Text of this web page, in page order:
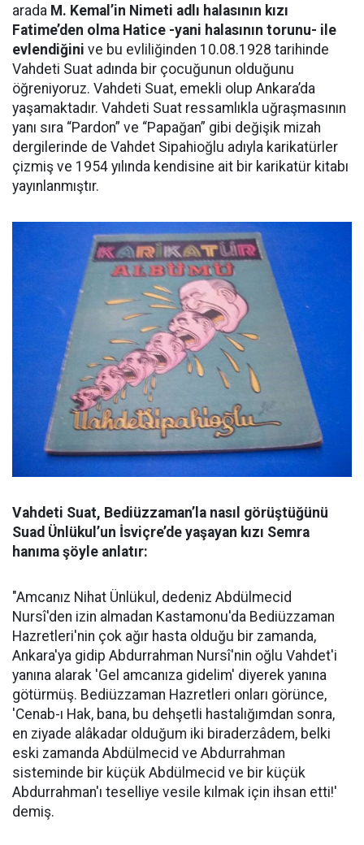
arada M. Kemal’in Nimeti adlı halasının kızı
Fatime’den olma Hatice -yani halasının torunu- ile
evlendiğini ve bu evliliğinden 10.08.1928 tarihinde
Vahdeti Suat adında bir çocuğunun olduğunu
öğreniyoruz. Vahdeti Suat, emekli olup Ankara’da
yaşamaktadır. Vahdeti Suat ressamlıkla uğraşmasının
yanı sıra “Pardon” ve “Papağan” gibi değişik mizah
dergilerinde de Vahdet Sipahioğlu adıyla karikatürler
çizmiş ve 1954 yılında kendisine ait bir karikatür kitabı
yayınlanmıştır.
Vahdeti Suat, Bediüzzaman’la nasıl görüştüğünü
Suad Ünlükul’un İsviçre’de yaşayan kızı Semra
hanıma şöyle anlatır:
"Amcanız Nihat Ünlükul, dedeniz Abdülmecid
Nursî'den izin almadan Kastamonu'da Bediüzzaman
Hazretleri'nin çok ağır hasta olduğu bir zamanda,
Ankara'ya gidip Abdurrahman Nursî'nin oğlu Vahdet'i
yanına alarak 'Gel amcanıza gidelim' diyerek yanına
götürmüş. Bediüzzaman Hazretleri onları görünce,
'Cenab-ı Hak, bana, bu dehşetli hastalığımdan sonra,
en ziyade alâkadar olduğum iki biraderzâdem, belki
eski zamanda Abdülmecid ve Abdurrahman
sisteminde bir küçük Abdülmecid ve bir küçük
Abdurrahman'ı teselliye vesile kılmak için ihsan etti!'
demiş.